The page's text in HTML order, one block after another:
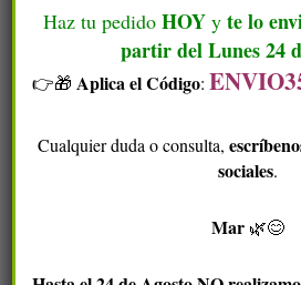
Inicio/ Cuidado Facial/ Higiene Facial
exclusiva selección de
Haz tu pedido HOYy te lo
partir del Lunes 24
👉🎁​ Aplica el Código:
Cualquier duda o consulta,
sociales.
Mar 🌿😊